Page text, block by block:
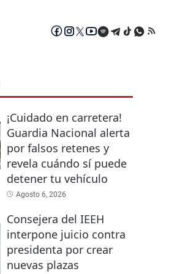
¡Cuidado en carretera!
Guardia Nacional alerta
por falsos retenes y
revela cuándo sí puede
detener tu vehículo
Agosto 6, 2026
Consejera del IEEH
interpone juicio contra
presidenta por crear
nuevas plazas